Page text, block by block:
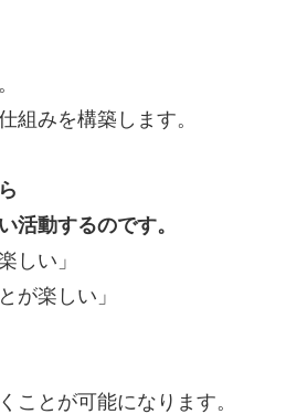
組みを構築します。
活動するのです。
しい」
が楽しい」
ことが可能になります。